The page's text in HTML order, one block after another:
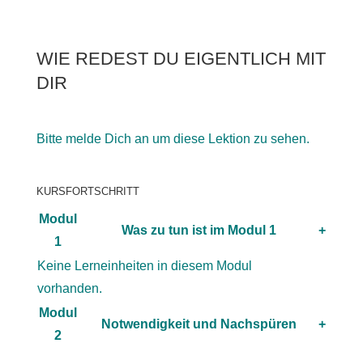
WIE REDEST DU EIGENTLICH MIT
DIR
Bitte melde Dich an um diese Lektion zu sehen.
KURSFORTSCHRITT
Modul
1
Was zu tun ist im Modul 1 +
Keine Lerneinheiten in diesem Modul
vorhanden.
Modul
2
Notwendigkeit und Nachspüren +